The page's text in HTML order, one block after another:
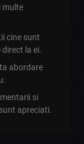
multe
cine sunt
la ei.
abordare
si
apreciati.